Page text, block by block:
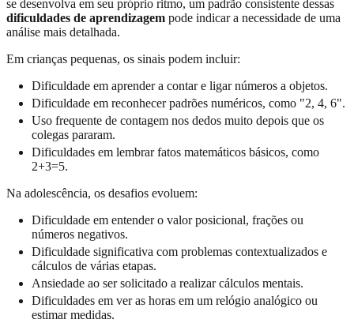
se desenvolva em seu próprio ritmo, um padrão consistente dessas
dificuldades de aprendizagem pode indicar a necessidade de uma
análise mais detalhada.
Em crianças pequenas, os sinais podem incluir:
Dificuldade em aprender a contar e ligar números a objetos.
Dificuldade em reconhecer padrões numéricos, como "2, 4, 6".
Uso frequente de contagem nos dedos muito depois que os
colegas pararam.
Dificuldades em lembrar fatos matemáticos básicos, como
2+3=5.
Na adolescência, os desafios evoluem:
Dificuldade em entender o valor posicional, frações ou
números negativos.
Dificuldade significativa com problemas contextualizados e
cálculos de várias etapas.
Ansiedade ao ser solicitado a realizar cálculos mentais.
Dificuldades em ver as horas em um relógio analógico ou
estimar medidas.